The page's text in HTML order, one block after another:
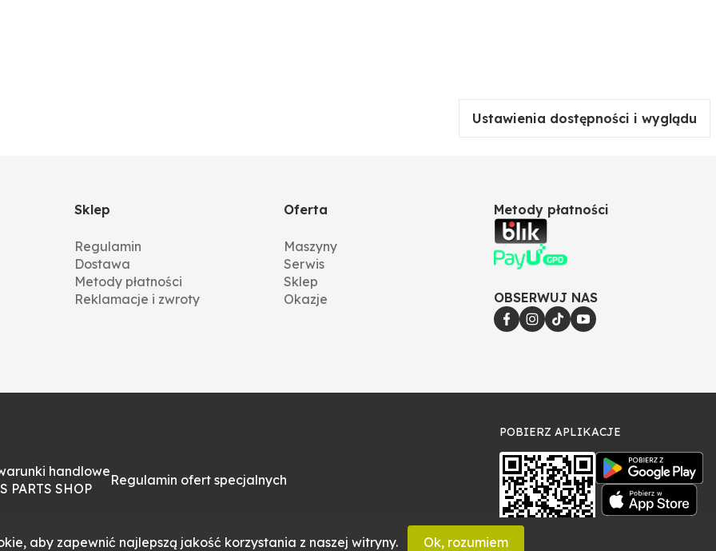
aby zapewnić najlepszą jakość korzystania z naszej witryny. Ok, rozumiem
Ustawienia dostępności i wyglądu
Sklep
Regulamin
Dostawa
Metody płatności
Reklamacje i zwroty
Oferta
Maszyny
Serwis
Sklep
Okazje
Metody płatności
OBSERWUJ NAS
handlowe
PARTS SHOP
Regulamin ofert specjalnych
POBIERZ APLIKACJE